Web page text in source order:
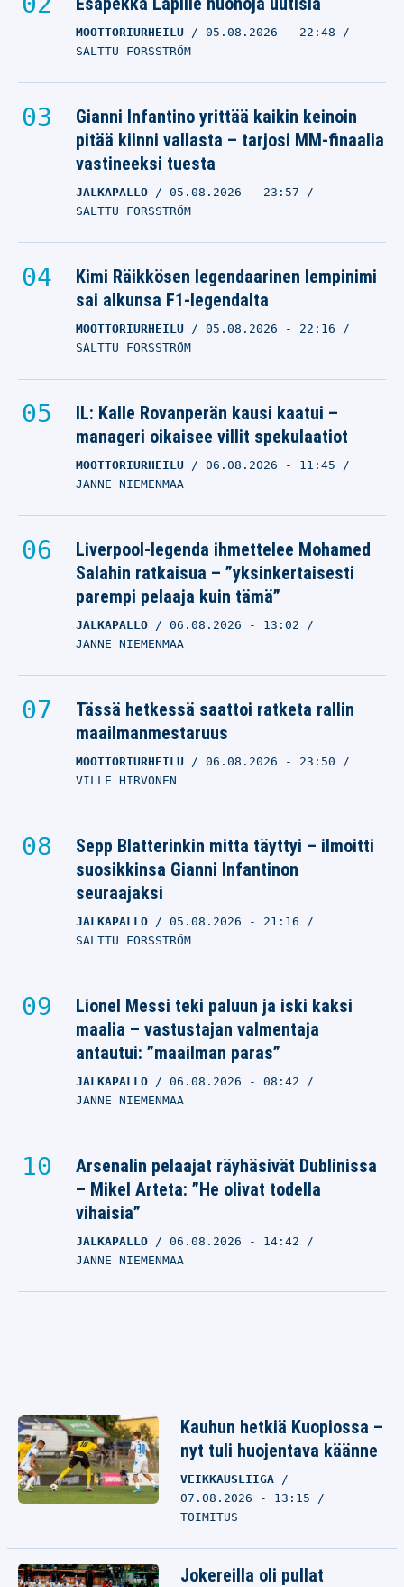
MOOTTORIURHEILU 05.08.2026 - 22:48
SALTTU FORSSTRÖM
Gianni Infantino yrittää kaikin keinoin
pitää kiinni vallasta – tarjosi MM-finaalia
vastineeksi tuesta
JALKAPALLO 05.08.2026 - 23:57
SALTTU FORSSTRÖM
Kimi Räikkösen legendaarinen lempinimi
sai alkunsa F1-legendalta
MOOTTORIURHEILU 05.08.2026 - 22:16
SALTTU FORSSTRÖM
IL: Kalle Rovanperän kausi kaatui –
manageri oikaisee villit spekulaatiot
MOOTTORIURHEILU 06.08.2026 - 11:45
JANNE NIEMENMAA
Liverpool-legenda ihmettelee Mohamed
Salahin ratkaisua – ”yksinkertaisesti
parempi pelaaja kuin tämä”
JALKAPALLO 06.08.2026 - 13:02
JANNE NIEMENMAA
Tässä hetkessä saattoi ratketa rallin
maailmanmestaruus
MOOTTORIURHEILU 06.08.2026 - 23:50
VILLE HIRVONEN
Sepp Blatterinkin mitta täyttyi – ilmoitti
suosikkinsa Gianni Infantinon
seuraajaksi
JALKAPALLO 05.08.2026 - 21:16
SALTTU FORSSTRÖM
Lionel Messi teki paluun ja iski kaksi
maalia – vastustajan valmentaja
antautui: ”maailman paras”
JALKAPALLO 06.08.2026 - 08:42
JANNE NIEMENMAA
Arsenalin pelaajat räyhäsivät Dublinissa
– Mikel Arteta: ”He olivat todella
vihaisia”
JALKAPALLO 06.08.2026 - 14:42
JANNE NIEMENMAA
Kauhun hetkiä Kuopiossa –
nyt tuli huojentava käänne
VEIKKAUSLIIGA
07.08.2026 - 13:15
TOIMITUS
Jokereilla oli pullat